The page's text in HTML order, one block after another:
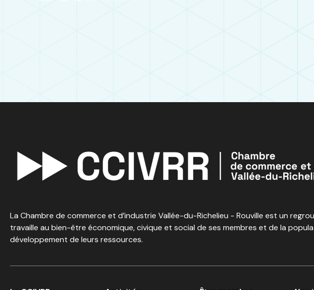
La Chambre de commerce et d’industrie Vallée-du-Richelieu - Rouville est un
travaille au bien-être économique, civique et social de ses membres et de la
développement de leurs ressources.